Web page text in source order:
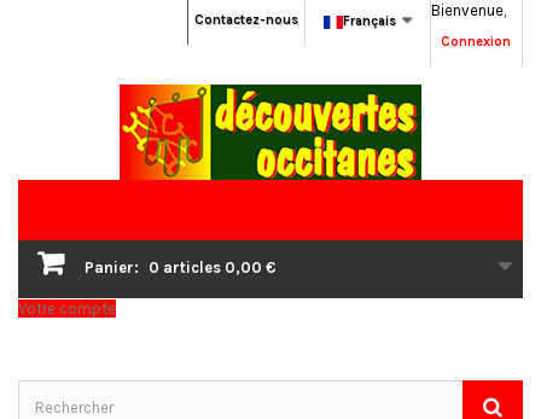
Bienvenue,
Connexion
Français
Contactez-nous
Panier: 0 articles 0,00 €
Votre compte